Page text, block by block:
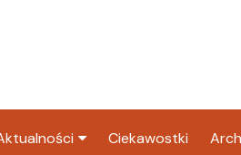
Ciekawostki